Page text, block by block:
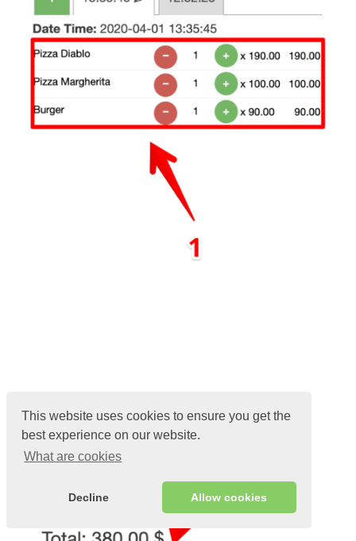
This website uses cookies to ensure you get the
best experience on our website.
What are cookies
Decline Allow cookies